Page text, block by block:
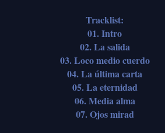
Tracklist:
01. Intro
02. La salida
03. Loco medio cuerdo
04. La última carta
05. La eternidad
06. Media alma
07. Ojos mirad